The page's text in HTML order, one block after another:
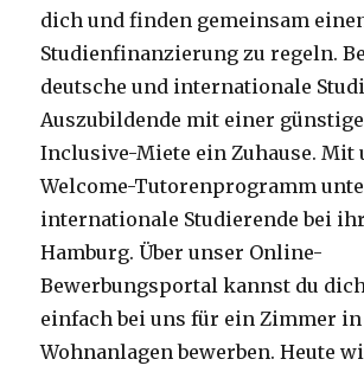
dich und finden gemeinsam
Studienfinanzierung zu regeln.
deutsche und internationale
Auszubildende mit einer
Inclusive-Miete ein Zuhause. Mit
Welcome-Tutorenprogramm
internationale Studierende bei
Hamburg. Über unser Online-
Bewerbungsportal kannst du
einfach bei uns für ein Zimmer
Wohnanlagen bewerben. Heute